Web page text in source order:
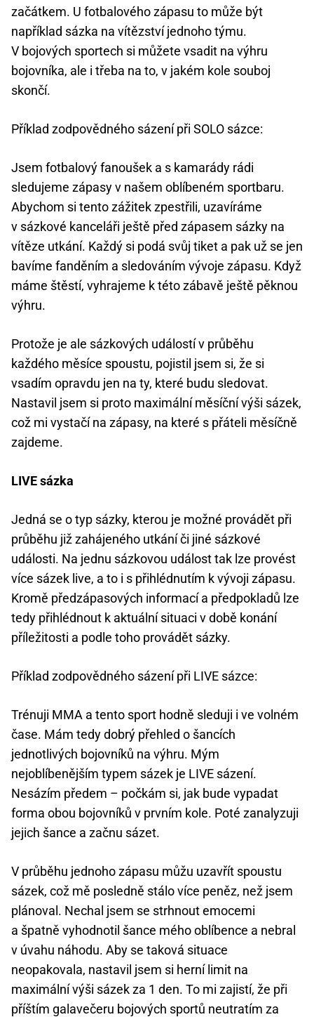
začátkem. U fotbalového zápasu to může být
například sázka na vítězství jednoho týmu.
V bojových sportech si můžete vsadit na výhru
bojovníka, ale i třeba na to, v jakém kole souboj
skončí.
Příklad zodpovědného sázení při SOLO sázce:
Jsem fotbalový fanoušek a s kamarády rádi
sledujeme zápasy v našem oblíbeném sportbaru.
Abychom si tento zážitek zpestřili, uzavíráme
v sázkové kanceláři ještě před zápasem sázky na
vítěze utkání. Každý si podá svůj tiket a pak už se jen
bavíme fanděním a sledováním vývoje zápasu. Když
máme štěstí, vyhrajeme k této zábavě ještě pěknou
výhru.
Protože je ale sázkových událostí v průběhu
každého měsíce spoustu, pojistil jsem si, že si
vsadím opravdu jen na ty, které budu sledovat.
Nastavil jsem si proto maximální měsíční výši sázek,
což mi vystačí na zápasy, na které s přáteli měsíčně
zajdeme.
LIVE sázka
Jedná se o typ sázky, kterou je možné provádět při
průběhu již zahájeného utkání či jiné sázkové
události. Na jednu sázkovou událost tak lze provést
více sázek live, a to i s přihlédnutím k vývoji zápasu.
Kromě předzápasových informací a předpokladů lze
tedy přihlédnout k aktuální situaci v době konání
příležitosti a podle toho provádět sázky.
Příklad zodpovědného sázení při LIVE sázce:
Trénuji MMA a tento sport hodně sleduji i ve volném
čase. Mám tedy dobrý přehled o šancích
jednotlivých bojovníků na výhru. Mým
nejoblíbenějším typem sázek je LIVE sázení.
Nesázím předem – počkám si, jak bude vypadat
forma obou bojovníků v prvním kole. Poté zanalyzuji
jejich šance a začnu sázet.
V průběhu jednoho zápasu můžu uzavřít spoustu
sázek, což mě posledně stálo více peněz, než jsem
plánoval. Nechal jsem se strhnout emocemi
a špatně vyhodnotil šance mého oblíbence a nebral
v úvahu náhodu. Aby se taková situace
neopakovala, nastavil jsem si herní limit na
maximální výši sázek za 1 den. To mi zajistí, že při
příštím galavečeru bojových sportů neutratím za